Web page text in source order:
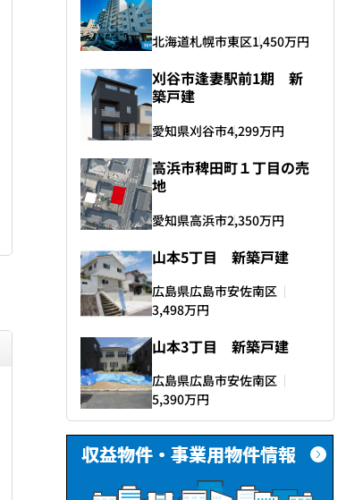
北海道札幌市東区1,450万円
刈谷市逢妻駅前1期 新
築戸建
愛知県刈谷市4,299万円
高浜市稗田町１丁目の売
地
愛知県高浜市2,350万円
山本5丁目 新築戸建
広島県広島市安佐南区
3,498万円
山本3丁目 新築戸建
広島県広島市安佐南区
5,390万円